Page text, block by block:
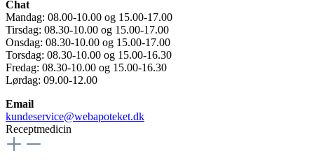
Chat
Mandag: 08.00-10.00 og 15.00-17.00
Tirsdag: 08.30-10.00 og 15.00-17.00
Onsdag: 08.30-10.00 og 15.00-17.00
Torsdag: 08.30-10.00 og 15.00-16.30
Fredag: 08.30-10.00 og 15.00-16.30
Lørdag: 09.00-12.00
Email
kundeservice@webapoteket.dk
Receptmedicin